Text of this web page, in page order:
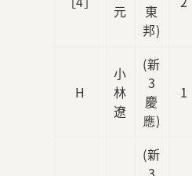
元
東
邦)
H
小
林
遼
(新
3
慶
應)
1
(新